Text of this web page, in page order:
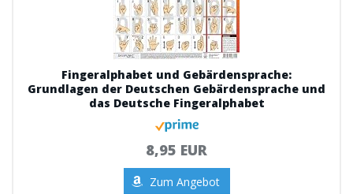
Fingeralphabet und Gebärdensprache:
Grundlagen der Deutschen Gebärdensprache und
das Deutsche Fingeralphabet
8,95 EUR
Zum Angebot